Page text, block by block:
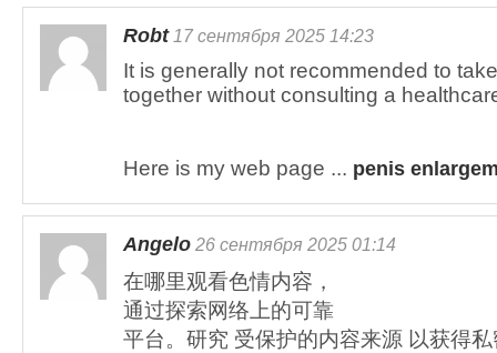
Robt17 сентября 2025 14:23
It is generally not recommended to
together without consulting a
Here is my web page ... penis
Angelo 26 сентября 2025 01:14
在哪里观看色情内容，
通过探索网络上的可靠
平台。研究 受保护的内容来源 以获得